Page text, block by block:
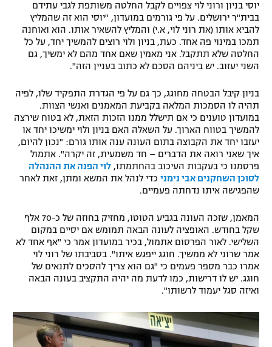
תקנון משתתפים וזוכים בפרסים
תקנון עבור פעילות אלקטרה
טניס
גיימינג E-Sports
תנאי שימוש
מדיניות פרטיות
תקנון פעילות ספורט 1
רשיון להקרנה פומבית לבית עסק
הצטרפות לחבילת הערוצים
לוח דרושים – ג'ובנט
המגזין
כדורמים
פוטבול אמריקאי NFL
בייסבול MLB
ספורט אתגרי ואקסטרים
אומנויות לחימה
גיימינג E-Sports
יוסי בניון ורוני לוי צפויים לקבל החלטה משותפת לגבי עתידם
בבית"ר ירושלים. על פי גורמים במועדון, "יוסי הוא זה שהמליץ
להביא אותו (את רוני לוי, א.י) והמליץ להשאיר אותו. הוא ואוחנה
תמכו במינוי פה אחד. כעת, בניון ולוי רוצים להמשיך יחד, על כל
החלטה שלא תתקבל. אני מאמין שאם אחד מהם לא ימשיך, גם
השני יעזוב. יש ביניהם הסכם לא כתוב בעניין הזה".
בניון קיבל הבטחה מחוגג, כך גם על פי הגדרת התפקיד שלו, לפיה
תהיה לו הסמכות המלאה בקביעת המאמנים ואנשי הצוות.
במועדון טוענים כי אם תישלל ממנו הזכות הזאת, לא בטוח שירצה
להמשיך בטווח הארוך. על השאלה האם בניון ולוי ימשיכו יחד או
יעזבו יחד את הקבוצה בתום העונה ענה אותו גורם: "נכון להיום,
איך שאני רואה את הדברים – חד משמעית, זה יקרה". אתמול
פרסמנו כי בעקבות העיכוב בהחתמתו, לוי הפנה את ההנהלה
לסוכן השחקנים אבי נימני כדי לנהל את המשא ומתן, זאת לאחר
שהפגישה איתו נדחתה פעמיים.
המאמן, שזכה העונה בגביע הטוטו, מחזיק בחוזה של כ-70 אלף
שקל בחודש. האופציה לעונה הבאה תמומש אם יסיים במקום
השלישי. לאור הפרסום אתמול, בכיר במועדון אמר כי "אף אחד לא
אמר שרוני לא ממשיך. חוגג ייפגש איתו". בסביבתו של רוני לוי
אמרו כבר מספר פעמים כי "גם הוא צריך להסכים לתנאים של
חוגג. יש לו דרישות, כמו לדעת מה יהיה התקציב בעונה הבאה
ואיזה סגל יעמוד לרשותו".